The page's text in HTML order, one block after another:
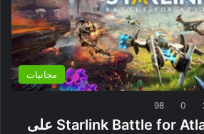
مجانيات
0
98
العب مجانا لعبة Starlink Battle for Atlas على